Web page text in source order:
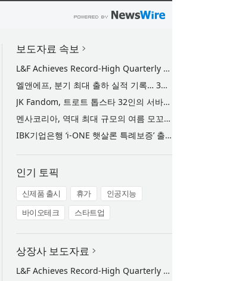
보도자료 속보
L&F Achieves Record-High Quarterly Shipments, Begins LFP Supply for North American ESS in Q3 Advancing its Two-Track NCM and LFP Growth Strategy
엘앤에프, 분기 최대 출하 실적 기록… 3분기 북미 ESS향 LFP 공급 착수 NCM+LFP ‘2-Track’ 성장 전략 실현
JK Fandom, 트로트 톱스타 32인의 서바이벌 투표 ‘트롯 전쟁 - 최후의 왕좌’ 개최
멘사코리아, 역대 최대 규모의 여름 모꼬지 ‘2026 멘사 마법학교’ 성료
IBK기업은행 ‘i-ONE 햇살론 특례보증’ 출시
인기 토픽
신제품 출시 휴가
인공지능
바이오테크
스타트업
상장사 보도자료
L&F Achieves Record-High Quarterly Shipments, Begins LFP Supply for North American ESS in Q3 Advancing its Two-Track NCM and LFP Growth Strategy